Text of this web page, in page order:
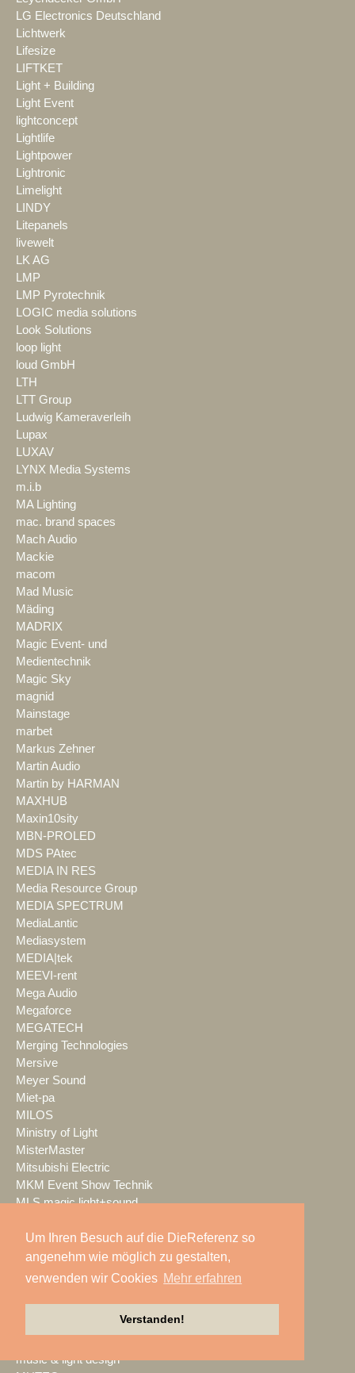
Um Ihren Besuch auf die DieReferenz so
angenehm wie möglich zu gestalten,
verwenden wir Cookies Mehr erfahren
Verstanden!
LG Electronics Deutschland
Lichtwerk
Lifesize
LIFTKET
Light + Building
Light Event
lightconcept
Lightlife
Lightpower
Lightronic
Limelight
LINDY
Litepanels
livewelt
LK AG
LMP
LMP Pyrotechnik
LOGIC media solutions
Look Solutions
loop light
loud GmbH
LTH
LTT Group
Ludwig Kameraverleih
Lupax
LUXAV
LYNX Media Systems
m.i.b
MA Lighting
mac. brand spaces
Mach Audio
Mackie
macom
Mad Music
Mäding
MADRIX
Magic Event- und
Medientechnik
Magic Sky
magnid
Mainstage
marbet
Markus Zehner
Martin Audio
Martin by HARMAN
MAXHUB
Maxin10sity
MBN-PROLED
MDS PAtec
MEDIA IN RES
Media Resource Group
MEDIA SPECTRUM
MediaLantic
Mediasystem
MEDIA|tek
MEEVI-rent
Mega Audio
Megaforce
MEGATECH
Merging Technologies
Mersive
Meyer Sound
Miet-pa
MILOS
Ministry of Light
MisterMaster
Mitsubishi Electric
MKM Event Show Technik
MLS magic light+sound
Modulo Pi
MONACOR INTERNATIONAL
Movecat
music & light design